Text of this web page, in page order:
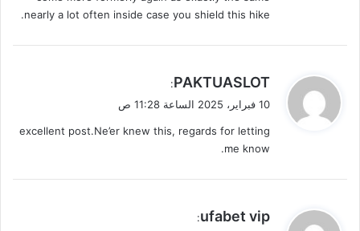
nearly a lot often inside case you shield this hike.
ي
ل
PAKTUASLOT
:
10 فبراير، 2025 الساعة 11:28 ص
excellent post.Ne’er knew this, regards for letting
me know.
ي
ufabet vip
: